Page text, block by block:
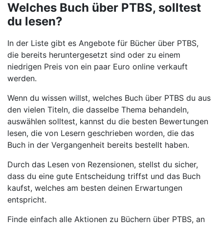
Welches Buch über PTBS, solltest
du lesen?
In der Liste gibt es Angebote für Bücher über PTBS,
die bereits heruntergesetzt sind oder zu einem
niedrigen Preis von ein paar Euro online verkauft
werden.
Wenn du wissen willst, welches Buch über PTBS du aus
den vielen Titeln, die dasselbe Thema behandeln,
auswählen solltest, kannst du die besten Bewertungen
lesen, die von Lesern geschrieben worden, die das
Buch in der Vergangenheit bereits bestellt haben.
Durch das Lesen von Rezensionen, stellst du sicher,
dass du eine gute Entscheidung triffst und das Buch
kaufst, welches am besten deinen Erwartungen
entspricht.
Finde einfach alle Aktionen zu Büchern über PTBS, an